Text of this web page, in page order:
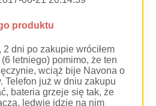
produktu
2 dni po zakupie wróciłem
letniego) pomimo, że ten
wciąż bije Navona o
Telefon już w dniu zakupu
bateria grzeje się tak, że
ledwie idzie na nim